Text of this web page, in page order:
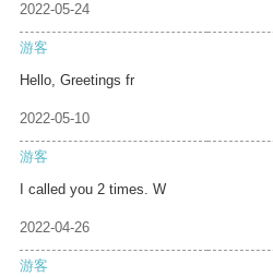
2022-05-24
游客
Hello, Greetings fr
2022-05-10
游客
I called you 2 times. W
2022-04-26
游客